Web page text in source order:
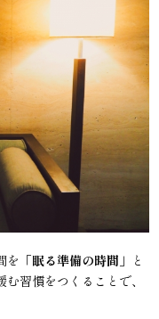
を「眠る準備の時間 」と
習慣をつくることで、